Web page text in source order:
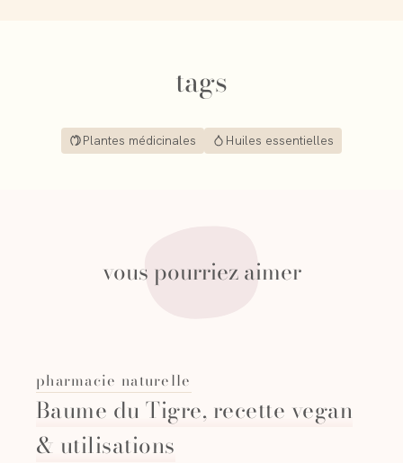
tags
Plantes médicinales Huiles essentielles
vous pourriez aimer
pharmacie naturelle
Baume du Tigre, recette vegan
& utilisations